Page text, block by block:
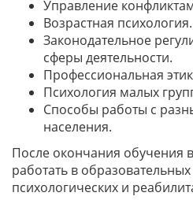
Управление
Возрастная психология.
Законодательное
сферы деятельности.
Профессиональная
Психология малых
Способы работы с
населения.
После окончания обучения
работать в
психологических и